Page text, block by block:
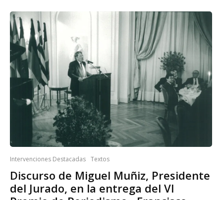
Intervenciones Destacadas Textos
Discurso de Miguel Muñiz, Presidente
del Jurado, en la entrega del VI